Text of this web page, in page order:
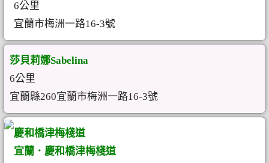
6公里
宜蘭市梅洲一路16-3號
莎貝莉娜Sabelina
6公里
宜蘭縣260宜蘭市梅洲一路16-3號
慶和橋津梅棧道
宜蘭．慶和橋津梅棧道